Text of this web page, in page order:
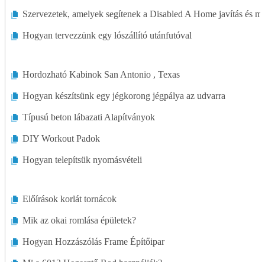
Szervezetek, amelyek segítenek a Disabled A Home javítás és
Hogyan tervezzünk egy lószállító utánfutóval
Hordozható Kabinok San Antonio , Texas
Hogyan készítsünk egy jégkorong jégpálya az udvarra
Típusú beton lábazati Alapítványok
DIY Workout Padok
Hogyan telepítsük nyomásvételi
Előírások korlát tornácok
Mik az okai romlása épületek?
Hogyan Hozzászólás Frame Építőipar